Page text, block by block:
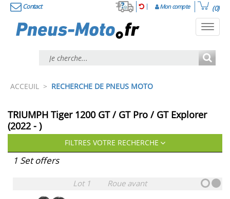
Contact Mon compte (0)
ACCEUIL > RECHERCHE DE PNEUS MOTO
TRIUMPH Tiger 1200 GT / GT Pro / GT Explorer
(2022 - )
FILTRES VOTRE RECHERCHE
1 Set offers
Lot 1 Roue avant